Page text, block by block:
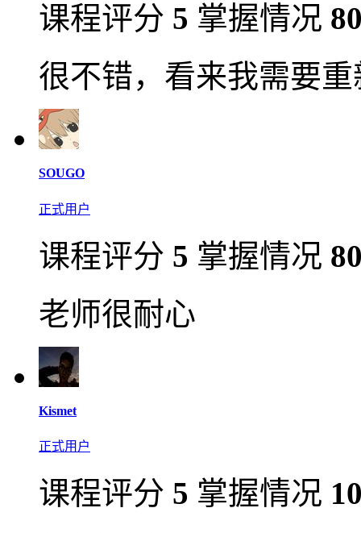
课程评分 5 掌握情况
很不错，看来我需要
SOUGO
正式用户
课程评分 5 掌握情况
老师很耐心
Kismet
正式用户
课程评分 5 掌握情况